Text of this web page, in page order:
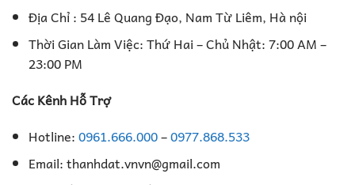
Địa Chỉ : 54 Lê Quang Đạo, Nam Từ Liêm, Hà nội
Thời Gian Làm Việc: Thứ Hai – Chủ Nhật: 7:00 AM –
23:00 PM
Các Kênh Hỗ Trợ
Hotline:0961.666.000–0977.868.533
Email: thanhdat.vnvn@gmail.com